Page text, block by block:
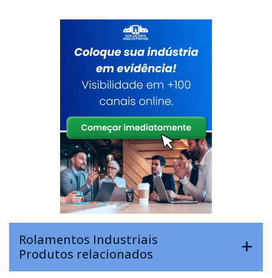
Rolamentos Industriais
Produtos relacionados